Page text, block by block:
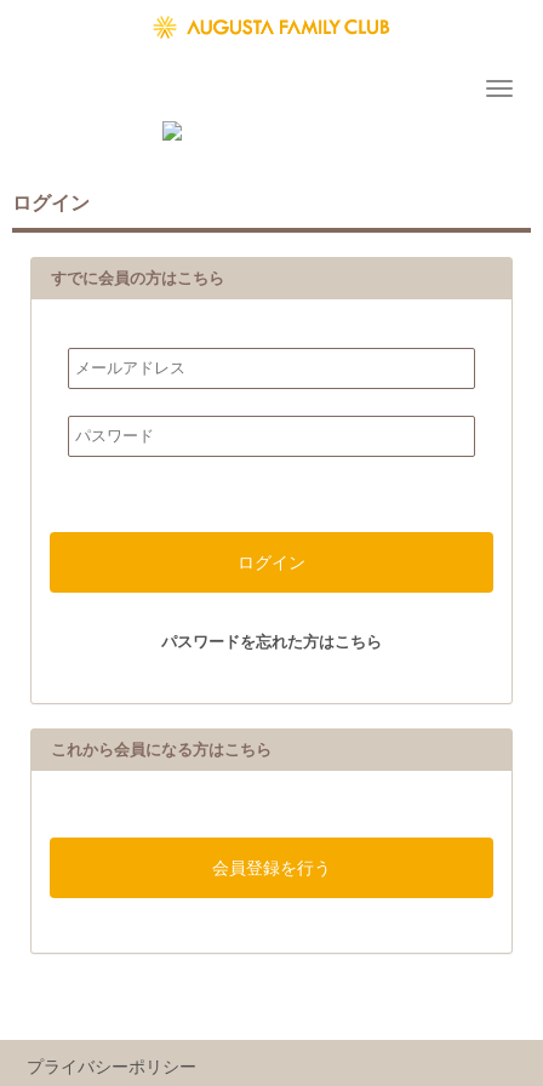
ログイン
すでに会員の方はこちら
パスワードを忘れた方はこちら
これから会員になる方はこちら